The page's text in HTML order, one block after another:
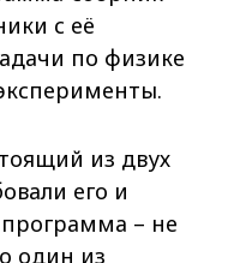
с её
по физике
из двух
его и
– не
один из